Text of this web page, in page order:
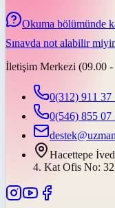
Okuma bölümünde
Sınavda not alabilir
İletişim Merkezi (09.00 -
0(312) 911 37
0(546) 855 07
Hacettepe
4. Kat Ofis No: